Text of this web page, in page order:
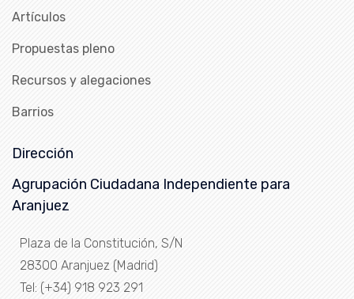
Artículos
Propuestas pleno
Recursos y alegaciones
Barrios
Dirección
Agrupación Ciudadana Independiente para
Aranjuez
Plaza de la Constitución, S/N
28300 Aranjuez (Madrid)
Tel: (+34) 918 923 291